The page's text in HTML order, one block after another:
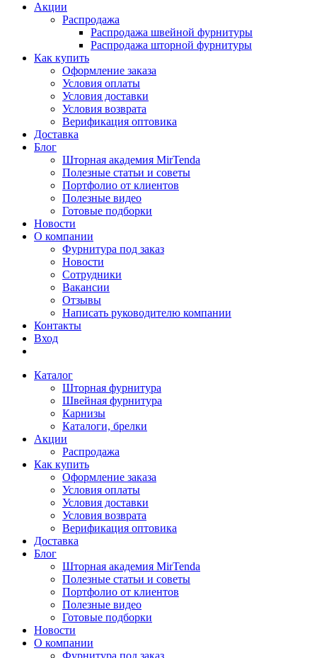
Акции
Распродажа
Распродажа швейной фурнитуры
Распродажа шторной фурнитуры
Как купить
Оформление заказа
Условия оплаты
Условия доставки
Условия возврата
Верификация оптовика
Доставка
Блог
Шторная академия MirTenda
Полезные статьи и советы
Портфолио от клиентов
Полезные видео
Готовые подборки
Новости
О компании
Фурнитура под заказ
Новости
Сотрудники
Вакансии
Отзывы
Написать руководителю компании
Контакты
Вход
Каталог
Шторная фурнитура
Швейная фурнитура
Карнизы
Каталоги, брелки
Акции
Распродажа
Как купить
Оформление заказа
Условия оплаты
Условия доставки
Условия возврата
Верификация оптовика
Доставка
Блог
Шторная академия MirTenda
Полезные статьи и советы
Портфолио от клиентов
Полезные видео
Готовые подборки
Новости
О компании
Фурнитура под заказ